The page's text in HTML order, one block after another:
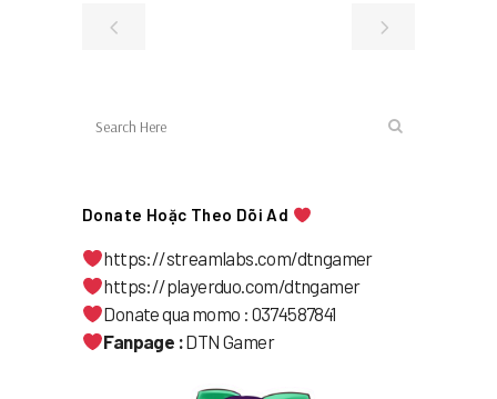
Donate Hoặc Theo Dõi Ad
https://streamlabs.com/dtngamer
https://playerduo.com/dtngamer
Donate qua momo : 0374587841
Fanpage :DTN Gamer